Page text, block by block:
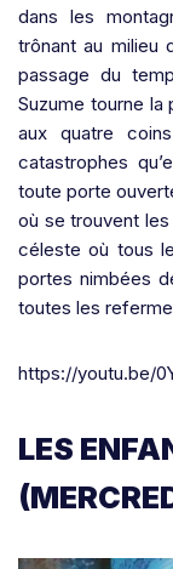
dans les
trônant au milieu
passage du
Suzume tourne la
aux quatre
catastrophes
toute porte
où se trouvent
céleste où tous
portes nimbées
toutes les
https://youtu.be/
LES